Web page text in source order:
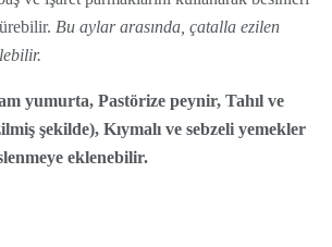
Bu aylar arasında, çatalla ezilen
yumurta, Pastörize peynir, Tahıl ve
şekilde), Kıymalı ve sebzeli yemekler
eklenebilir.